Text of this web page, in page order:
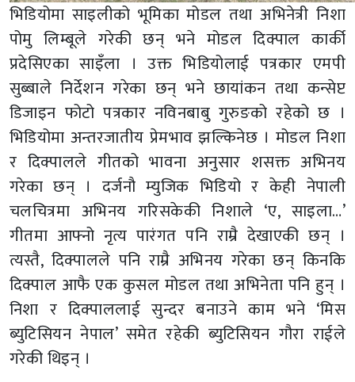
भिडियोमा साइलीको भूमिका मोडल तथा अभिनेत्री निशा
पोमु लिम्बूले गरेकी छन् भने मोडल दिक्पाल कार्की
प्रदेसिएका साइँला । उक्त भिडियोलाई पत्रकार एमपी
सुब्बाले निर्देशन गरेका छन् भने छायांकन तथा कन्सेप्ट
डिजाइन फोटो पत्रकार नविनबाबु गुरुङको रहेको छ ।
भिडियोमा अन्तरजातीय प्रेमभाव झल्किनेछ । मोडल निशा
र दिक्पालले गीतको भावना अनुसार शसक्त अभिनय
गरेका छन् । दर्जनौ म्युजिक भिडियो र केही नेपाली
चलचित्रमा अभिनय गरिसकेकी निशाले ‘ए, साइला…’
गीतमा आफ्नो नृत्य पारंगत पनि राम्रै देखाएकी छन् ।
त्यस्तै, दिक्पालले पनि राम्रै अभिनय गरेका छन् किनकि
दिक्पाल आफै एक कुसल मोडल तथा अभिनेता पनि हुन् ।
निशा र दिक्पाललाई सुन्दर बनाउने काम भने ‘मिस
ब्युटिसियन नेपाल’ समेत रहेकी ब्युटिसियन गौरा राईले
गरेकी थिइन् ।